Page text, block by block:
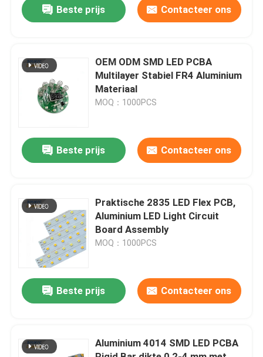
Thuis
Videos
Over ons
Fabrieksreis
Kwaliteitscontrole
Contacteer ons
Alle Gevallen
Beste prijs Contacteer ons
OEM ODM SMD LED PCBA
Multilayer Stabiel FR4 Aluminium
Materiaal
MOQ：1000PCS
Beste prijs Contacteer ons
Praktische 2835 LED Flex PCB,
Aluminium LED Light Circuit
Board Assembly
MOQ：1000PCS
Beste prijs Contacteer ons
Aluminium 4014 SMD LED PCBA